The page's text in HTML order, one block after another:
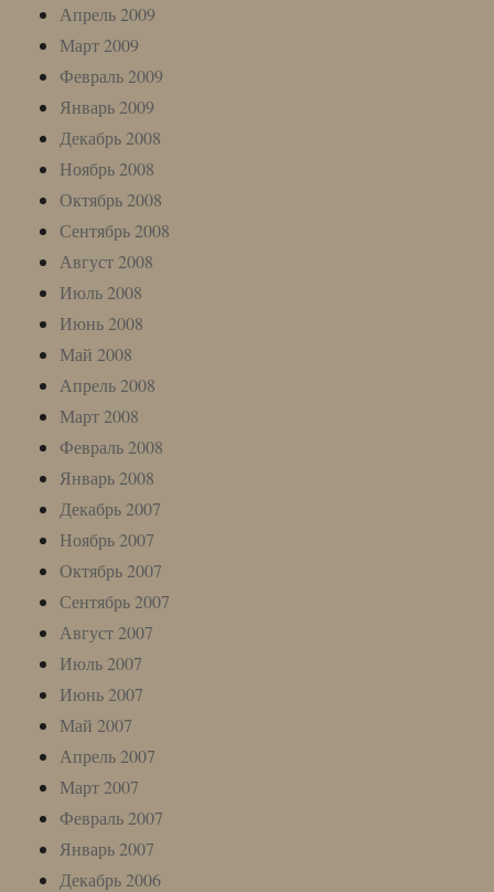
Апрель 2009
Март 2009
Февраль 2009
Январь 2009
Декабрь 2008
Ноябрь 2008
Октябрь 2008
Сентябрь 2008
Август 2008
Июль 2008
Июнь 2008
Май 2008
Апрель 2008
Март 2008
Февраль 2008
Январь 2008
Декабрь 2007
Ноябрь 2007
Октябрь 2007
Сентябрь 2007
Август 2007
Июль 2007
Июнь 2007
Май 2007
Апрель 2007
Март 2007
Февраль 2007
Январь 2007
Декабрь 2006